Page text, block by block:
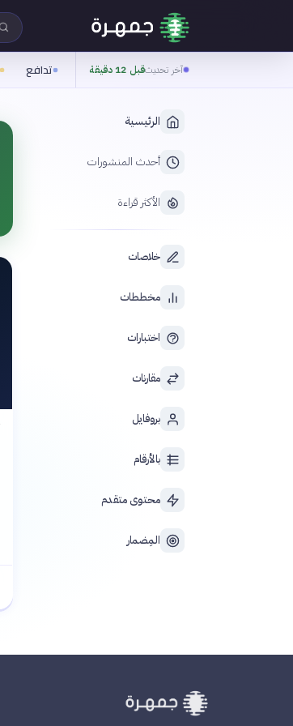
آخر تحديثقبل 12 دقيقة تدافع
الرئيسية
أحدث المنشورات
الأكثر قراءة
خلاصات
مخططات
اختبارات
مقارنات
بروفايل
بالأرقام
محتوى متقدم
المِضمار